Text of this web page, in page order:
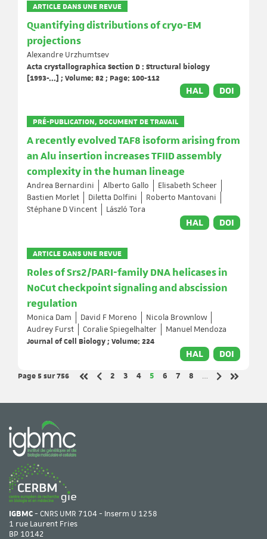
ARTICLE DANS UNE REVUE
Quantifying distributions of cryo-EM
projections
Alexandre Urzhumtsev
Acta crystallographica Section D : Structural biology
[1993-...] ; Volume: 82 ; Page: 100-112
HAL DOI
PRÉ-PUBLICATION, DOCUMENT DE TRAVAIL
A recently evolved TAF8 isoform arising from
an Alu insertion increases TFIID assembly
complexity in the human lineage
Andrea Bernardini Alberto Gallo
Elisabeth Scheer
Bastien Morlet
Diletta Dolfini
Roberto Mantovani
Stéphane D Vincent
László Tora
HAL DOI
ARTICLE DANS UNE REVUE
Roles of Srs2/PARI-family DNA helicases in
NoCut checkpoint signaling and abscission
regulation
Monica Dam David F Moreno
Nicola Brownlow
Audrey Furst
Coralie Spiegelhalter
Manuel Mendoza
Journal of Cell Biology ; Volume: 224
HAL DOI
Page 5sur 756
Page
2 Page
3 Page
4 Page
5 Page
6 Page
7 Page
8
…
IGBMC- CNRS UMR 7104 - Inserm U 1258
1 rue Laurent Fries
BP 10142